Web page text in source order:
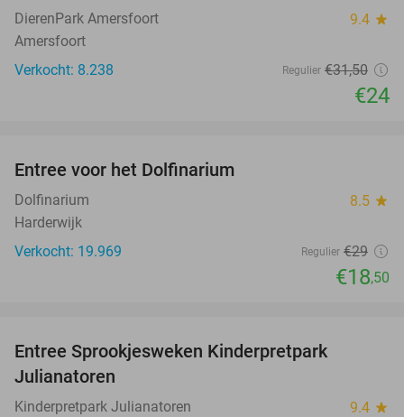
DierenPark Amersfoort 9.4 star
Amersfoort
Verkocht: 8.238
Regulier €31,50
€24
Entree voor het Dolfinarium
Dolfinarium 8.5 star
Harderwijk
Verkocht: 19.969
Regulier €29
€18,50
Entree Sprookjesweken Kinderpretpark
Julianatoren
Kinderpretpark Julianatoren 9.4 star